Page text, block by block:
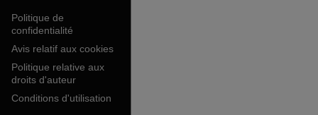
Politique de
confidentialité
Avis relatif aux cookies
Politique relative aux
droits d'auteur
Conditions d'utilisation